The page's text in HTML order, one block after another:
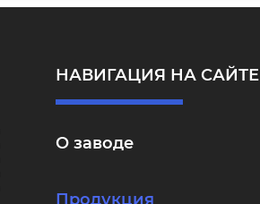
НАВИГАЦИЯ НА САЙТЕ
О заводе
Продукция